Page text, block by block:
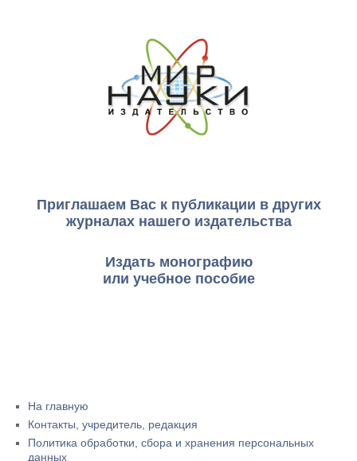
Приглашаем Вас к публикации в других
журналах нашего издательства
Издать монографию
или учебное пособие
На главную
Контакты, учредитель, редакция
Политика обработки, сбора и хранения персональных
данных